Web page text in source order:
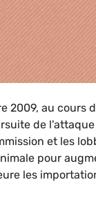
2009, au cours
de
et les
pour
les